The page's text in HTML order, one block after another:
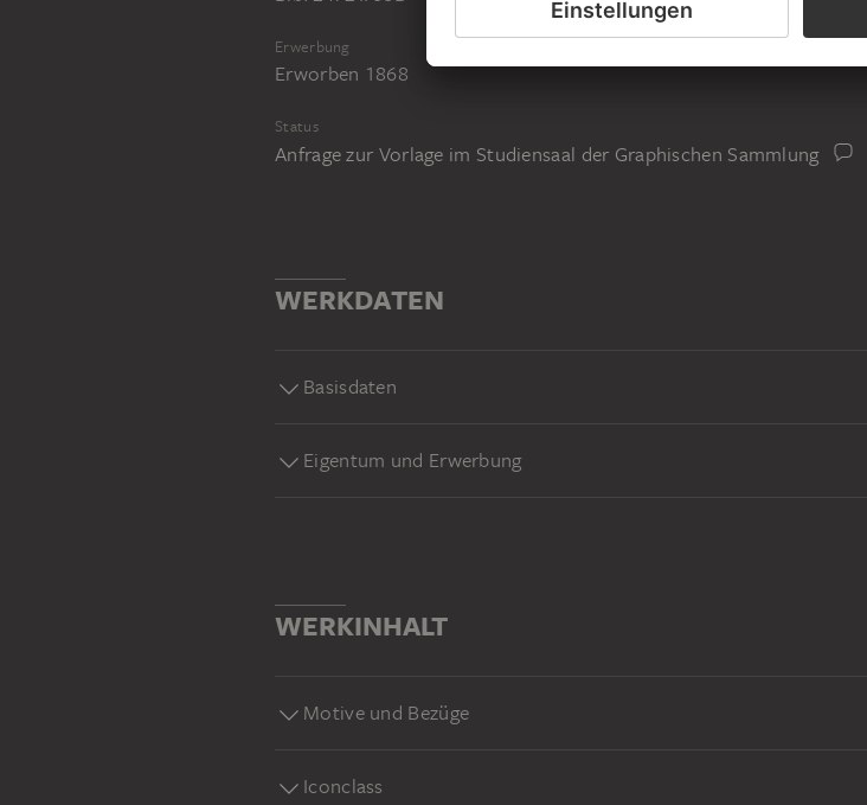
Erwerbung
Erworben 1868
Status
Anfrage zur Vorlage im Studiensaal der Graphischen Sammlung
WERKDATEN
Basisdaten
Eigentum und Erwerbung
WERKINHALT
Motive und Bezüge
Iconclass